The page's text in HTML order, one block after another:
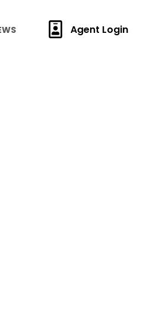
Agent Login